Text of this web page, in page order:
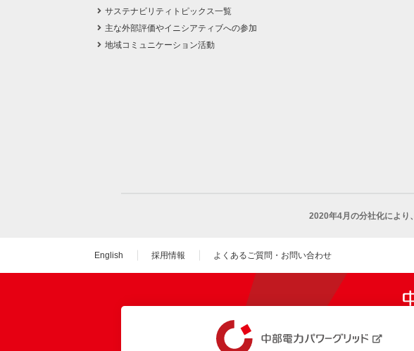
サステナビリティトピックス一覧
主な外部評価やイニシアティブへの参加
地域コミュニケーション活動
2020年4月の分社化により、
English 採用情報 よくあるご質問・お問い合わせ